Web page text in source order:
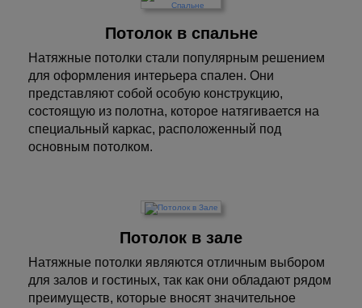
Потолок в спальне
Натяжные потолки стали популярным решением
для оформления интерьера спален. Они
представляют собой особую конструкцию,
состоящую из полотна, которое натягивается на
специальный каркас, расположенный под
основным потолком.
Потолок в зале
Натяжные потолки являются отличным выбором
для залов и гостиных, так как они обладают рядом
преимуществ, которые вносят значительное